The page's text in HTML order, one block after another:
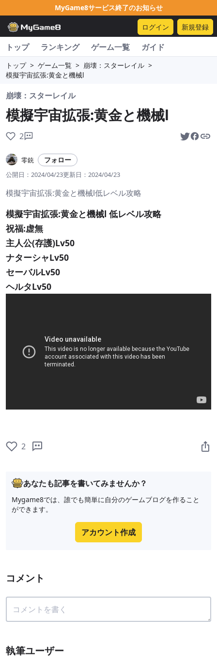
MyGame8サービス終了のお知らせ
ログイン 新規登録
トップ ランキング ゲーム一覧 ガイド
トップ > ゲーム一覧 > 崩壊：スターレイル >
模擬宇宙拡張:黄金と機械l
崩壊：スターレイル
模擬宇宙拡張:黄金と機械l
2
零銃 フォロー
公開日： 2024/04/23更新日： 2024/04/23
模擬宇宙拡張:黄金と機械l低レベル攻略
模擬宇宙拡張:黄金と機械l 低レベル攻略
祝福:虚無
主人公(存護)Lv50
ナターシャLv50
セーバルLv50
ヘルタLv50
2
あなたも記事を書いてみませんか？
Mygame8では、誰でも簡単に自分のゲームブログを作ること
ができます。
アカウント作成
コメント
執筆ユーザー